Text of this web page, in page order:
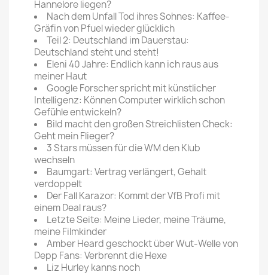
Hannelore liegen?
Nach dem Unfall Tod ihres Sohnes: Kaffee-
Gräfin von Pfuel wieder glücklich
Teil 2: Deutschland im Dauerstau:
Deutschland steht und steht!
Eleni 40 Jahre: Endlich kann ich raus aus
meiner Haut
Google Forscher spricht mit künstlicher
Intelligenz: Können Computer wirklich schon
Gefühle entwickeln?
Bild macht den großen Streichlisten Check:
Geht mein Flieger?
3 Stars müssen für die WM den Klub
wechseln
Baumgart: Vertrag verlängert, Gehalt
verdoppelt
Der Fall Karazor: Kommt der VfB Profi mit
einem Deal raus?
Letzte Seite: Meine Lieder, meine Träume,
meine Filmkinder
Amber Heard geschockt über Wut-Welle von
Depp Fans: Verbrennt die Hexe
Liz Hurley kanns noch